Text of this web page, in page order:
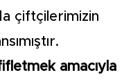
çiftçilerimizin
amacıyla